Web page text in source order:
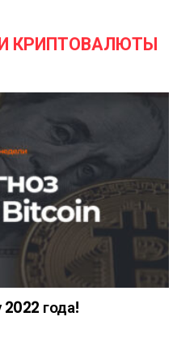
КРИПТОВАЛЮТЫ
года!